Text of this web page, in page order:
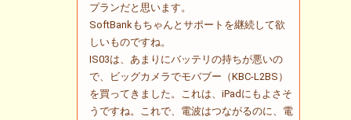
プランだと思います。
SoftBankもちゃんとサポートを継続して欲
しいものですね。
IS03は、あまりにバッテリの持ちが悪いの
で、ビッグカメラでモバブー（KBC-L2BS）
を買ってきました。これは、iPadにもよさそ
うですね。これで、電波はつながるのに、電